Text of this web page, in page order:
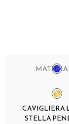
CAVIGLIERA
STELLA